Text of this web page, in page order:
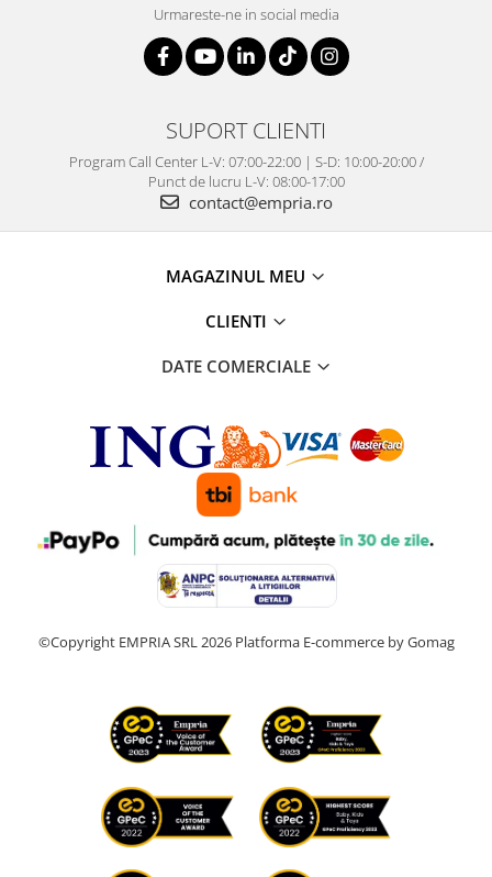
Urmareste-ne in social media
SUPORT CLIENTI
Program Call Center L-V: 07:00-22:00 | S-D: 10:00-20:00 /
Punct de lucru L-V: 08:00-17:00
contact@empria.ro
MAGAZINUL MEU
CLIENTI
DATE COMERCIALE
©Copyright EMPRIA SRL 2026 Platforma E-commerce by Gomag